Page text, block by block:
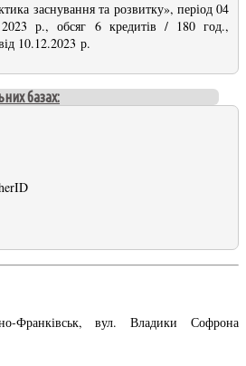
заснування та розвитку», період 04
р., обсяг 6 кредитів / 180 год.,
10.12.2023 р.
базах:
Франківськ, вул. Владики Софрона